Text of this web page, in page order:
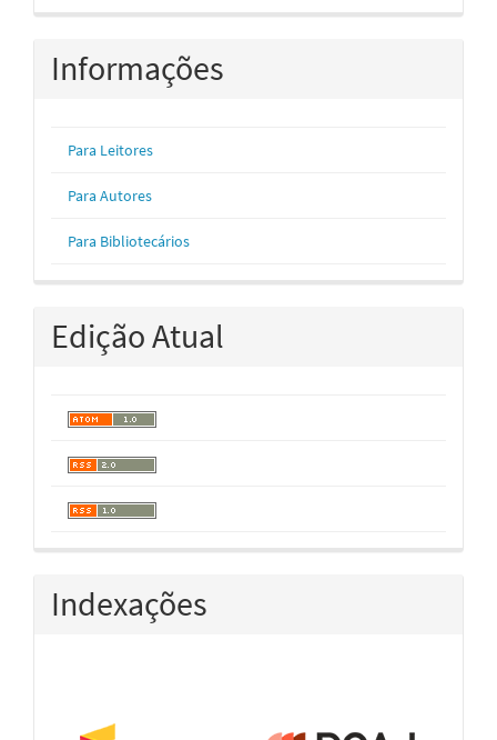
Informações
Para Leitores
Para Autores
Para Bibliotecários
Edição Atual
Indexações